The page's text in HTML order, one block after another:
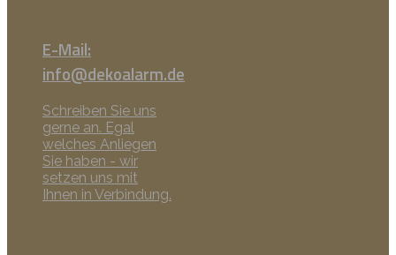
E-Mail:
info@dekoalarm.de
Schreiben Sie uns
gerne an. Egal
welches Anliegen
Sie haben - wir
setzen uns mit
Ihnen in Verbindung.